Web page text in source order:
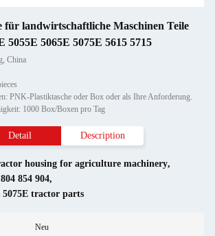
für landwirtschaftliche Maschinen Teile
5055E 5065E 5075E 5615 5715
China
PNK-Plastiktasche oder Box oder als Ihre Anforderung.
1000 Box/Boxen pro Tag
Detail Description
housing for agriculture machinery,
854 904,
5075E tractor parts
Neu